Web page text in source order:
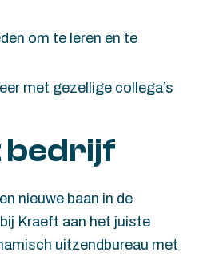
om te leren en te
met gezellige collega’s
bedrijf
nieuwe baan in de
Kraeft aan het juiste
uitzendbureau met